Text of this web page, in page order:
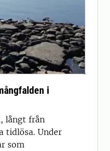
i
långt från
tidlösa. Under
som